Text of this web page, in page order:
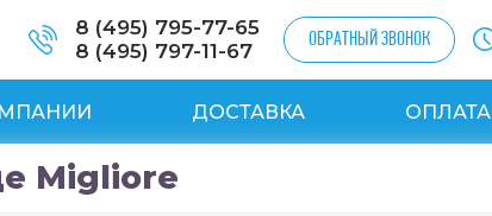
8 (495) 795-77-65
8 (495) 797-11-67
ОБРАТНЫЙ ЗВОНОК
ДОСТАВКА ОПЛАТА
Migliore